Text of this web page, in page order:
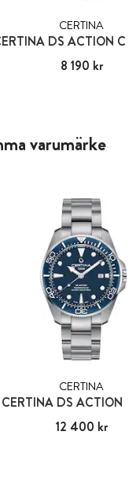
CERTINA
DS ACTION
Pris :8 190 kr
8 190 kr
varumärke
CERTINA
CERTINA DS ACTION
Pris: 12 400 kr
12 400 kr